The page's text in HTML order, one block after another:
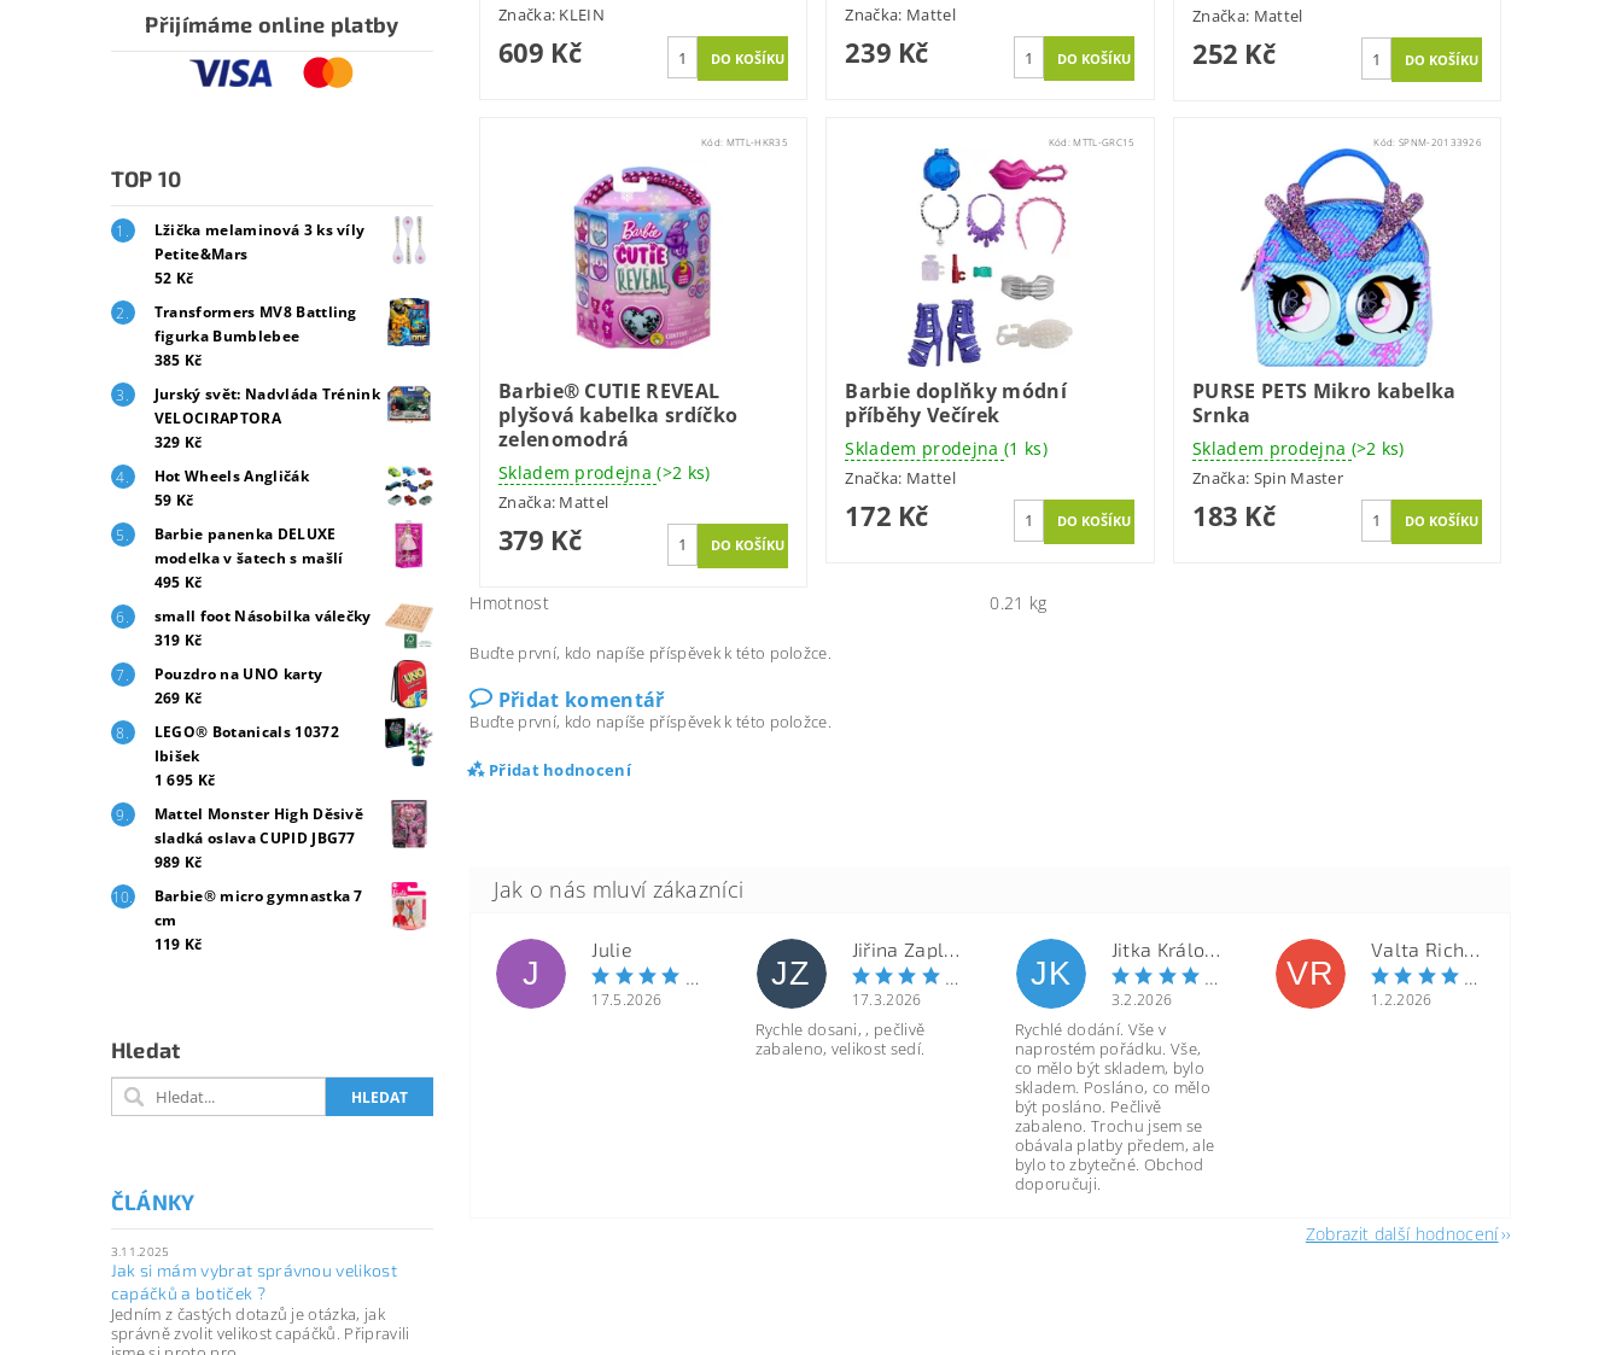
Přijímáme online platby
TOP 10
Lžička melaminová 3 ks víly
Petite&Mars
52 Kč
Transformers MV8 Battling
figurka Bumblebee
385 Kč
Jurský svět: Nadvláda Trénink
VELOCIRAPTORA
329 Kč
Hot Wheels Angličák
59 Kč
Barbie panenka DELUXE
modelka v šatech s mašlí
495 Kč
small foot Násobilka válečky
319 Kč
Pouzdro na UNO karty
269 Kč
LEGO® Botanicals 10372
Ibišek
1 695 Kč
Mattel Monster High Děsivě
sladká oslava CUPID JBG77
989 Kč
Barbie® micro gymnastka 7
cm
119 Kč
Hledat
ČLÁNKY
3.11.2025
Jak si mám vybrat správnou velikost
capáčků a botiček ?
Jedním z častých dotazů je otázka, jak
správně zvolit velikost capáčků. Připravili
Značka: KLEIN
609 Kč
Značka: Mattel
239 Kč
Značka: Mattel
252 Kč
Kód: MTTL-HKR35
Barbie® CUTIE REVEAL
plyšová kabelka srdíčko
zelenomodrá
Skladem prodejna(>2 ks)
Značka: Mattel
379 Kč
Kód:MTTL-GRC15
Barbie doplňky módní
příběhy Večírek
Skladem prodejna (1 ks)
Značka: Mattel
172 Kč
Kód: SPNM-20133926
PURSE PETS Mikro kabelka
Srnka
Skladem prodejna (>2 ks)
Značka: Spin Master
183 Kč
Hmotnost 0.21 kg
Buďte první, kdo napíše příspěvek k této položce.
Přidat komentář
Buďte první, kdo napíše příspěvek k této položce.
Přidat hodnocení
J
Julie
17.5.2026
JZ
17.3.2026
Rychle dosani, , pečlivě
zabaleno, velikost sedí.
JK
3.2.2026
Rychlé dodání. Vše v
naprostém pořádku. Vše,
co mělo být skladem, bylo
skladem. Posláno, co mělo
být posláno. Pečlivě
zabaleno. Trochu jsem se
obávala platby předem, ale
bylo to zbytečné. Obchod
doporučuji.
VR
1.2.2026
Zobrazit další hodnocení